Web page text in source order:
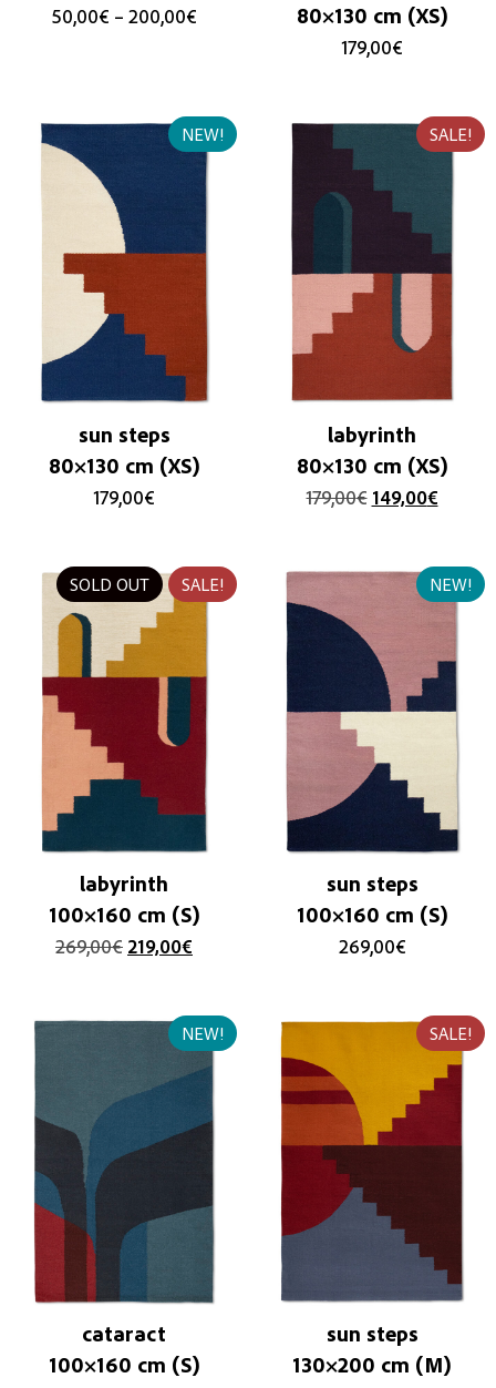
50,00€ – 200,00€
80×130 cm (XS)
179,00€
NEW!
sun steps
80×130 cm (XS)
179,00€
SALE!
labyrinth
80×130 cm (XS)
179,00€ 149,00€
SOLD OUT SALE!
labyrinth
100×160 cm (S)
269,00€ 219,00€
NEW!
sun steps
100×160 cm (S)
269,00€
NEW!
cataract
100×160 cm (S)
SALE!
sun steps
130×200 cm (M)